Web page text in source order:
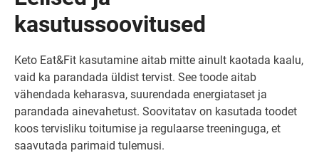
kasutussoovitused
Keto Eat&Fit kasutamine aitab mitte ainult kaotada kaalu,
vaid ka parandada üldist tervist. See toode aitab
vähendada keharasva, suurendada energiataset ja
parandada ainevahetust. Soovitatav on kasutada toodet
koos tervisliku toitumise ja regulaarse treeninguga, et
saavutada parimaid tulemusi.